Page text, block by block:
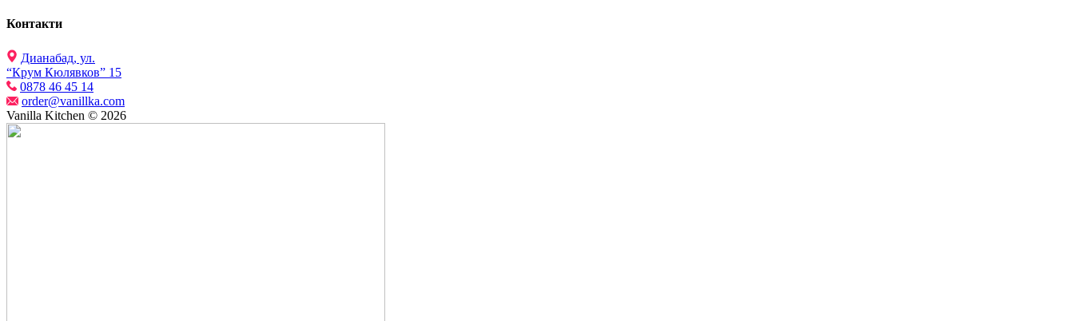
Контакти
Дианабад, ул.
“Крум Кюлявков” 15
0878 46 45 14
order@vanillka.com
Vanilla Kitchen © 2026